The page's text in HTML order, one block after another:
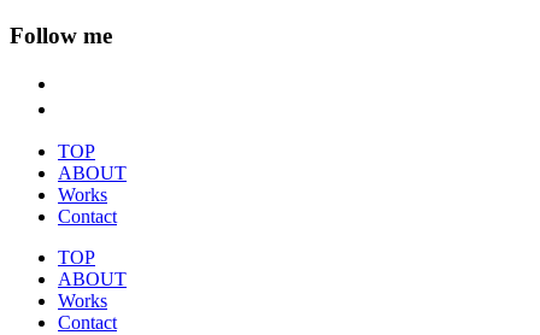
Follow me
TOP
ABOUT
Works
Contact
TOP
ABOUT
Works
Contact